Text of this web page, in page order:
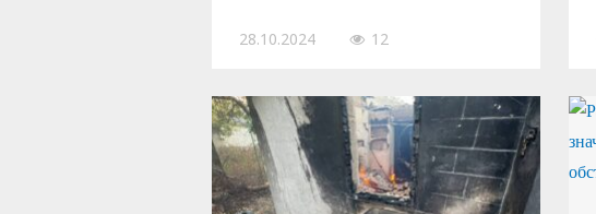
28.10.2024 12